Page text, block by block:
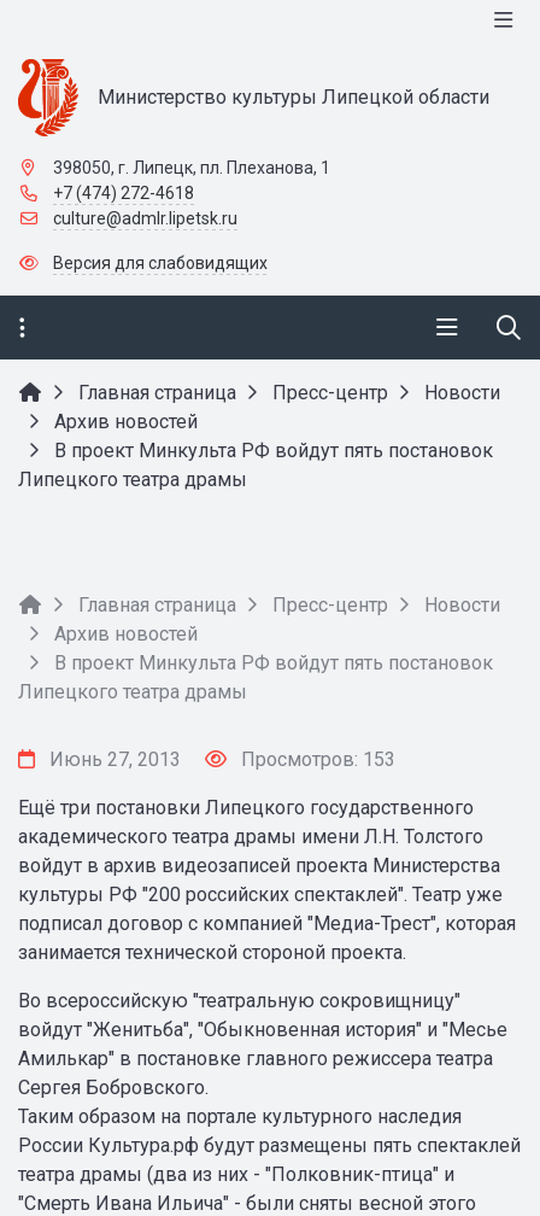
Министерство культуры Липецкой области
398050, г. Липецк, пл. Плеханова, 1
+7 (474) 272-4618
culture@admlr.lipetsk.ru
Версия для слабовидящих
Главная страница Пресс-центр
Новости
Архив новостей
В проект Минкульта РФ войдут пять постановок
Липецкого театра драмы
Главная страница Пресс-центр
Новости
Архив новостей
В проект Минкульта РФ войдут пять постановок
Липецкого театра драмы
Июнь 27, 2013 Просмотров: 153
Ещё три постановки Липецкого государственного
академического театра драмы имени Л.Н. Толстого
войдут в архив видеозаписей проекта Министерства
культуры РФ "200 российских спектаклей". Театр уже
подписал договор с компанией "Медиа-Трест", которая
занимается технической стороной проекта.
Во всероссийскую "театральную сокровищницу"
войдут "Женитьба", "Обыкновенная история" и "Месье
Амилькар" в постановке главного режиссера театра
Сергея Бобровского.
Таким образом на портале культурного наследия
России Культура.рф будут размещены пять спектаклей
театра драмы (два из них - "Полковник-птица" и
"Смерть Ивана Ильича" - были сняты весной этого